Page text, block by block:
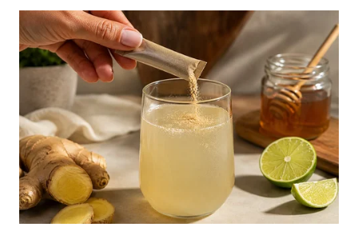
WN
KARO
WN
SIMALUNGUN
WN
LABUHANBATU
WN